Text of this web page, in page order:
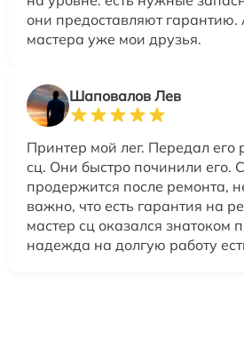
они предоставляют гарантию.
мастера уже мои друзья.
Шаповалов Лев
Принтер мой лег. Передал его
сц. Они быстро починили его.
продержится после ремонта,
важно, что есть гарантия на
мастер сц оказался знатоком
надежда на долгую работу